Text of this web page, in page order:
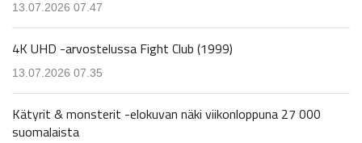
13.07.2026 07.47
4K UHD -arvostelussa Fight Club (1999)
13.07.2026 07.35
Kätyrit & monsterit -elokuvan näki viikonloppuna 27 000
suomalaista